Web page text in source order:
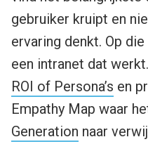
gebruiker kruipt en
ervaring denkt. Op
een intranet dat
ROI of Persona’s en
Empathy Map waar
Generation naar